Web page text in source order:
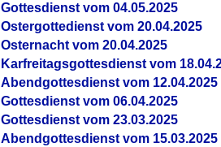
Gottesdienst vom 04.05.2025
Ostergottedienst vom 20.04.2025
Osternacht vom 20.04.2025
Karfreitagsgottesdienst vom
Abendgottesdienst vom 12.04.2025
Gottesdienst vom 06.04.2025
Gottesdienst vom 23.03.2025
Abendgottesdienst vom 15.03.2025